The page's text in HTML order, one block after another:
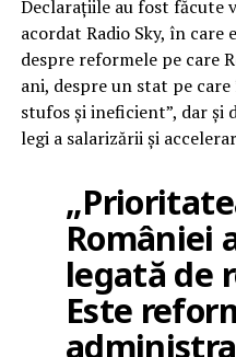
Declarațiile au fost
acordat Radio Sky, în
despre reformele pe care
ani, despre un stat pe
stufos și ineficient”, dar și
legi a salarizării și
României
legată de
Este